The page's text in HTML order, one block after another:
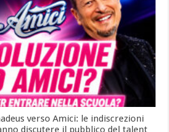
verso Amici: le indiscrezioni
discutere il pubblico del talent